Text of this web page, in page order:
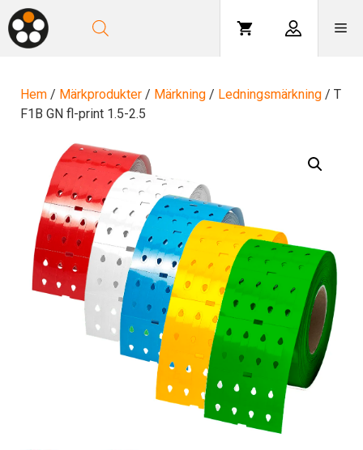
Hoppa
till
innehåll
Hem / Märkprodukter / Märkning / Ledningsmärkning / T
F1B GN fl-print 1.5-2.5